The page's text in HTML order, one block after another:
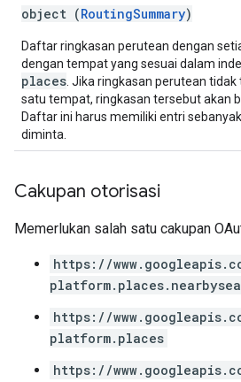
object (RoutingSummary)
Daftar ringkasan perutean dengan
dengan tempat yang sesuai dalam
places . Jika ringkasan perutean
satu tempat, ringkasan tersebut akan
Daftar ini harus memiliki entri
diminta.
Cakupan otorisasi
Memerlukan salah satu cakupan
https://
https://
platform.places
https://